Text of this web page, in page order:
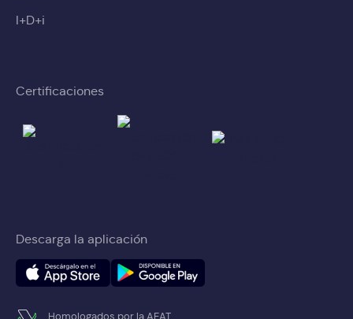
I+D+i
Certificaciones
Descarga la aplicación